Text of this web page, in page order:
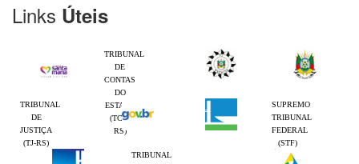
Links Úteis
TRIBUNAL
DE
CONTAS
DO
ESTADO
(TCE-
RS)
TRIBUNAL
DE
JUSTIÇA
(TJ-RS)
SUPREMO
TRIBUNAL
FEDERAL
(STF)
TRIBUNAL